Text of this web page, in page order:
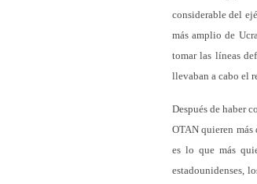
considerable del
más amplio de
tomar las líneas
llevaban a cabo el
Después de haber
OTAN quieren más
es lo que más
estadounidenses,